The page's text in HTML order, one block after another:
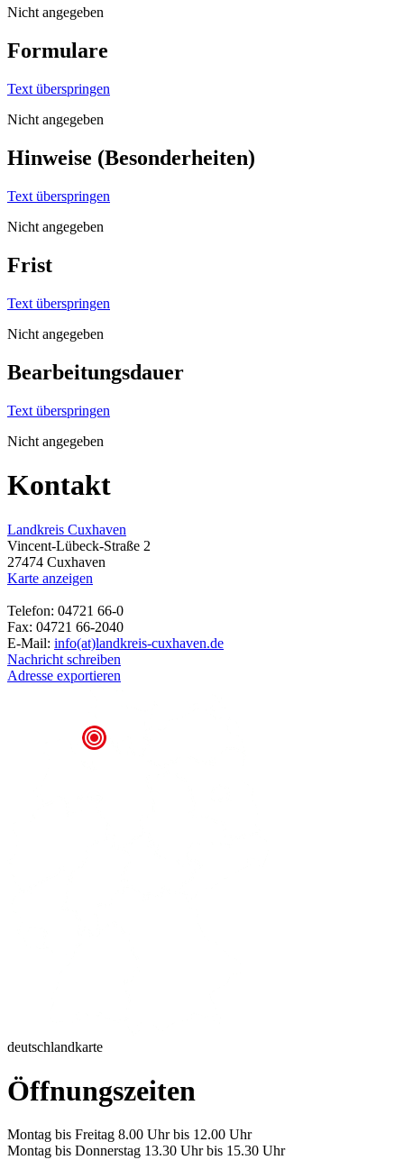
Nicht angegeben
Formulare
Text überspringen
Nicht angegeben
Hinweise (Besonderheiten)
Text überspringen
Nicht angegeben
Frist
Text überspringen
Nicht angegeben
Bearbeitungsdauer
Text überspringen
Nicht angegeben
Kontakt
Landkreis Cuxhaven
Vincent-Lübeck-Straße 2
27474 Cuxhaven
Karte anzeigen
Telefon: 04721 66-0
Fax: 04721 66-2040
E-Mail: info(at)landkreis-cuxhaven.de
Nachricht schreiben
Adresse exportieren
deutschlandkarte
Öffnungszeiten
Montag bis Freitag 8.00 Uhr bis 12.00 Uhr
Montag bis Donnerstag 13.30 Uhr bis 15.30 Uhr